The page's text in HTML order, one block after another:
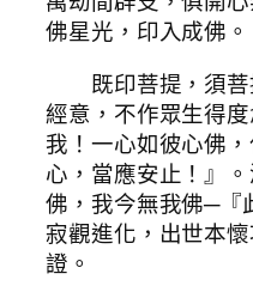
佛星光，印入成佛。
既印菩提，須菩
經意，不作眾生得
我！一心如彼心佛
心，當應安止！』
佛，我今無我佛─『
寂觀進化，出世本
證。